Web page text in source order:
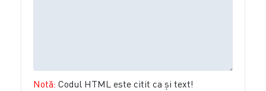
Notă: Codul HTML este citit ca şi text!